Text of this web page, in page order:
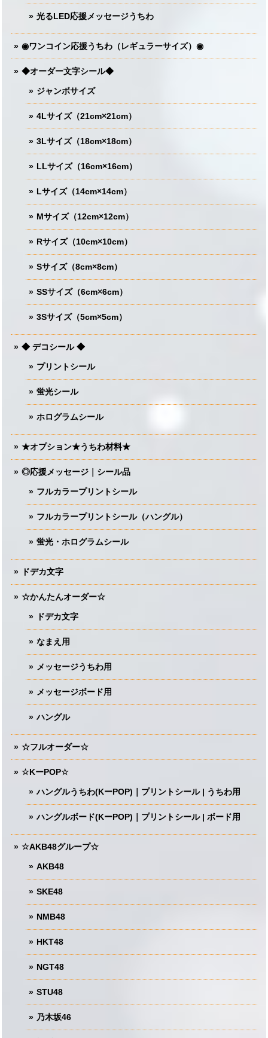
光るLED応援メッセージうちわ
◉ワンコイン応援うちわ（レギュラーサイズ）◉
◆オーダー文字シール◆
ジャンボサイズ
4Lサイズ（21cm×21cm）
3Lサイズ（18cm×18cm）
LLサイズ（16cm×16cm）
Lサイズ（14cm×14cm）
Mサイズ（12cm×12cm）
Rサイズ（10cm×10cm）
Sサイズ（8cm×8cm）
SSサイズ（6cm×6cm）
3Sサイズ（5cm×5cm）
◆ デコシール ◆
プリントシール
蛍光シール
ホログラムシール
★オプション★うちわ材料★
◎応援メッセージ｜シール品
フルカラープリントシール
フルカラープリントシール（ハングル）
蛍光・ホログラムシール
ドデカ文字
☆かんたんオーダー☆
ドデカ文字
なまえ用
メッセージうちわ用
メッセージボード用
ハングル
☆フルオーダー☆
☆KーPOP☆
ハングルうちわ(KーPOP)｜プリントシール | うちわ用
ハングルボード(KーPOP)｜プリントシール | ボード用
☆AKB48グループ☆
AKB48
SKE48
NMB48
HKT48
NGT48
STU48
乃木坂46